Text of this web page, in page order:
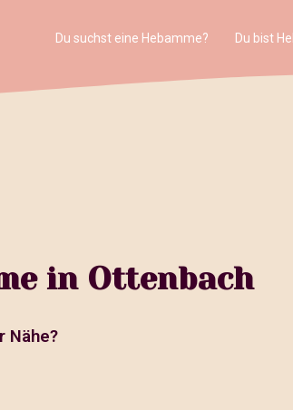
Du suchst eine Hebamme? Du bist
in Ottenbach
Nähe?